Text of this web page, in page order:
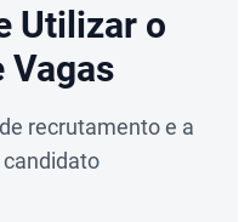
Utilizar o
Vagas
recrutamento e a